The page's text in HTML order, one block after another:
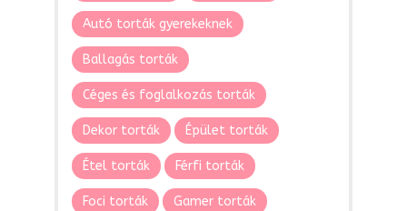
Autó torták gyerekeknek
Ballagás torták
Céges és foglalkozás torták
Dekor torták Épület torták
Étel torták Férfi torták
Foci torták Gamer torták